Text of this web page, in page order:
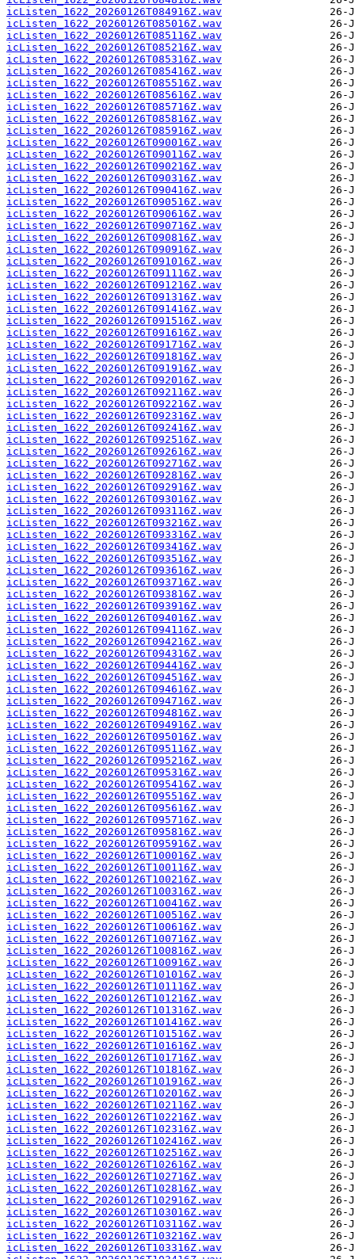
icListen_1622_20260126T084916Z.wav
icListen_1622_20260126T085016Z.wav
icListen_1622_20260126T085116Z.wav
icListen_1622_20260126T085216Z.wav
icListen_1622_20260126T085316Z.wav
icListen_1622_20260126T085416Z.wav
icListen_1622_20260126T085516Z.wav
icListen_1622_20260126T085616Z.wav
icListen_1622_20260126T085716Z.wav
icListen_1622_20260126T085816Z.wav
icListen_1622_20260126T085916Z.wav
icListen_1622_20260126T090016Z.wav
icListen_1622_20260126T090116Z.wav
icListen_1622_20260126T090216Z.wav
icListen_1622_20260126T090316Z.wav
icListen_1622_20260126T090416Z.wav
icListen_1622_20260126T090516Z.wav
icListen_1622_20260126T090616Z.wav
icListen_1622_20260126T090716Z.wav
icListen_1622_20260126T090816Z.wav
icListen_1622_20260126T090916Z.wav
icListen_1622_20260126T091016Z.wav
icListen_1622_20260126T091116Z.wav
icListen_1622_20260126T091216Z.wav
icListen_1622_20260126T091316Z.wav
icListen_1622_20260126T091416Z.wav
icListen_1622_20260126T091516Z.wav
icListen_1622_20260126T091616Z.wav
icListen_1622_20260126T091716Z.wav
icListen_1622_20260126T091816Z.wav
icListen_1622_20260126T091916Z.wav
icListen_1622_20260126T092016Z.wav
icListen_1622_20260126T092116Z.wav
icListen_1622_20260126T092216Z.wav
icListen_1622_20260126T092316Z.wav
icListen_1622_20260126T092416Z.wav
icListen_1622_20260126T092516Z.wav
icListen_1622_20260126T092616Z.wav
icListen_1622_20260126T092716Z.wav
icListen_1622_20260126T092816Z.wav
icListen_1622_20260126T092916Z.wav
icListen_1622_20260126T093016Z.wav
icListen_1622_20260126T093116Z.wav
icListen_1622_20260126T093216Z.wav
icListen_1622_20260126T093316Z.wav
icListen_1622_20260126T093416Z.wav
icListen_1622_20260126T093516Z.wav
icListen_1622_20260126T093616Z.wav
icListen_1622_20260126T093716Z.wav
icListen_1622_20260126T093816Z.wav
icListen_1622_20260126T093916Z.wav
icListen_1622_20260126T094016Z.wav
icListen_1622_20260126T094116Z.wav
icListen_1622_20260126T094216Z.wav
icListen_1622_20260126T094316Z.wav
icListen_1622_20260126T094416Z.wav
icListen_1622_20260126T094516Z.wav
icListen_1622_20260126T094616Z.wav
icListen_1622_20260126T094716Z.wav
icListen_1622_20260126T094816Z.wav
icListen_1622_20260126T094916Z.wav
icListen_1622_20260126T095016Z.wav
icListen_1622_20260126T095116Z.wav
icListen_1622_20260126T095216Z.wav
icListen_1622_20260126T095316Z.wav
icListen_1622_20260126T095416Z.wav
icListen_1622_20260126T095516Z.wav
icListen_1622_20260126T095616Z.wav
icListen_1622_20260126T095716Z.wav
icListen_1622_20260126T095816Z.wav
icListen_1622_20260126T095916Z.wav
icListen_1622_20260126T100016Z.wav
icListen_1622_20260126T100116Z.wav
icListen_1622_20260126T100216Z.wav
icListen_1622_20260126T100316Z.wav
icListen_1622_20260126T100416Z.wav
icListen_1622_20260126T100516Z.wav
icListen_1622_20260126T100616Z.wav
icListen_1622_20260126T100716Z.wav
icListen_1622_20260126T100816Z.wav
icListen_1622_20260126T100916Z.wav
icListen_1622_20260126T101016Z.wav
icListen_1622_20260126T101116Z.wav
icListen_1622_20260126T101216Z.wav
icListen_1622_20260126T101316Z.wav
icListen_1622_20260126T101416Z.wav
icListen_1622_20260126T101516Z.wav
icListen_1622_20260126T101616Z.wav
icListen_1622_20260126T101716Z.wav
icListen_1622_20260126T101816Z.wav
icListen_1622_20260126T101916Z.wav
icListen_1622_20260126T102016Z.wav
icListen_1622_20260126T102116Z.wav
icListen_1622_20260126T102216Z.wav
icListen_1622_20260126T102316Z.wav
icListen_1622_20260126T102416Z.wav
icListen_1622_20260126T102516Z.wav
icListen_1622_20260126T102616Z.wav
icListen_1622_20260126T102716Z.wav
icListen_1622_20260126T102816Z.wav
icListen_1622_20260126T102916Z.wav
icListen_1622_20260126T103016Z.wav
icListen_1622_20260126T103116Z.wav
icListen_1622_20260126T103216Z.wav
icListen_1622_20260126T103316Z.wav